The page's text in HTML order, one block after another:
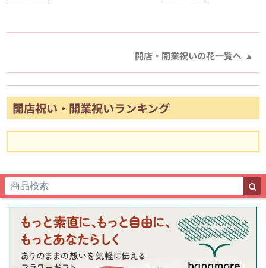
開店・開業祝いの花一覧へ
開店祝い・開業祝いランキング